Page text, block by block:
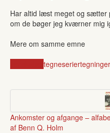
Har altid læst meget og
om de bøger jeg kværner mig
Mere om samme emne
tegneseriertegninger
Ankomster og afgange –
af Benn Q. Holm